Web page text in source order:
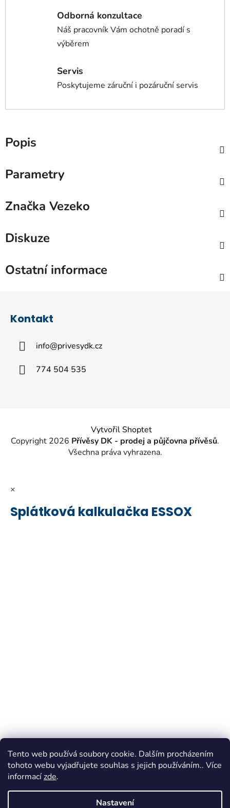
Tento web používá soubory cookie. Dalším procházením
tohoto webu vyjadřujete souhlas s jejich používáním.. Více
informacízde.
Nastavení
Odborná konzultace
Náš pracovník Vám ochotně poradí s
výběrem
Servis
Poskytujeme záruční i pozáruční servis
Popis
Parametry
Značka Vezeko
Diskuze
Ostatní informace
Kontakt
info@privesydk.cz
774 504 535
Vytvořil Shoptet
Copyright 2026 Přívěsy DK - prodej a půjčovna přívěsů.
Všechna práva vyhrazena.
×
Splátková kalkulačka ESSOX